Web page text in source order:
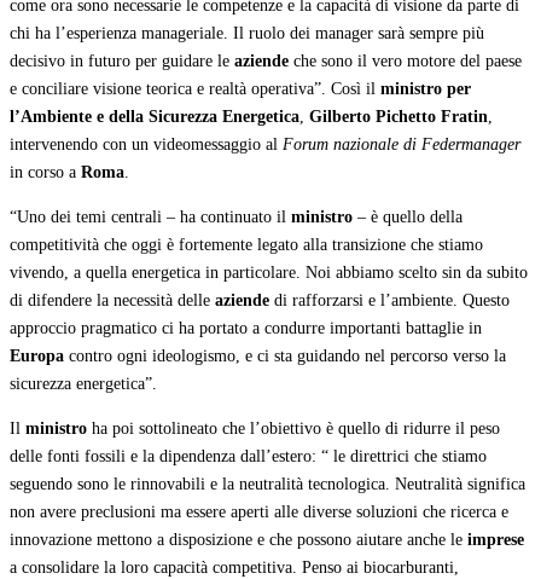
come ora sono necessarie le competenze e la capacità di visione da parte di
chi ha l’esperienza manageriale. Il ruolo dei manager sarà sempre più
decisivo in futuro per guidare le aziende che sono il vero motore del paese
e conciliare visione teorica e realtà operativa”. Così il ministro per
l’Ambiente e della Sicurezza Energetica, Gilberto Pichetto Fratin,
intervenendo con un videomessaggio al Forum nazionale di Federmanager
in corso a Roma.
“Uno dei temi centrali – ha continuato il ministro – è quello della
competitività che oggi è fortemente legato alla transizione che stiamo
vivendo, a quella energetica in particolare. Noi abbiamo scelto sin da subito
di difendere la necessità delle aziende di rafforzarsi e l’ambiente. Questo
approccio pragmatico ci ha portato a condurre importanti battaglie in
Europa contro ogni ideologismo, e ci sta guidando nel percorso verso la
sicurezza energetica”.
Il ministro ha poi sottolineato che l’obiettivo è quello di ridurre il peso
delle fonti fossili e la dipendenza dall’estero: “ le direttrici che stiamo
seguendo sono le rinnovabili e la neutralità tecnologica. Neutralità significa
non avere preclusioni ma essere aperti alle diverse soluzioni che ricerca e
innovazione mettono a disposizione e che possono aiutare anche le imprese
a consolidare la loro capacità competitiva. Penso ai biocarburanti,